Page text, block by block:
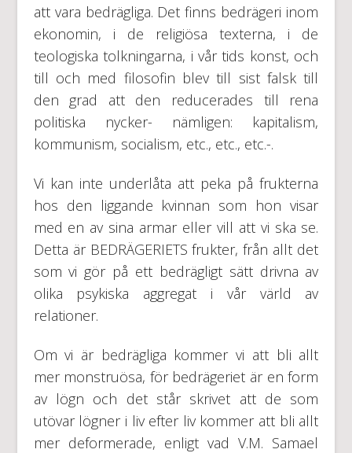
att vara bedrägliga. Det finns bedrägeri inom
ekonomin, i de religiösa texterna, i de
teologiska tolkningarna, i vår tids konst, och
till och med filosofin blev till sist falsk till
den grad att den reducerades till rena
politiska nycker- nämligen: kapitalism,
kommunism, socialism, etc., etc., etc.-.
Vi kan inte underlåta att peka på frukterna
hos den liggande kvinnan som hon visar
med en av sina armar eller vill att vi ska se.
Detta är BEDRÄGERIETS frukter, från allt det
som vi gör på ett bedrägligt sätt drivna av
olika psykiska aggregat i vår värld av
relationer.
Om vi är bedrägliga kommer vi att bli allt
mer monstruösa, för bedrägeriet är en form
av lögn och det står skrivet att de som
utövar lögner i liv efter liv kommer att bli allt
mer deformerade, enligt vad V.M. Samael